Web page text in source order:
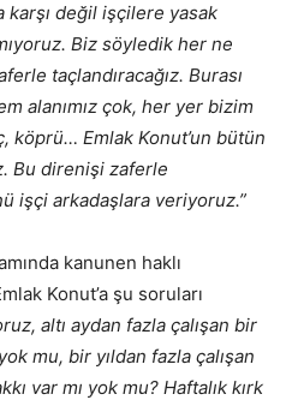
karşı değil işçilere yasak
Biz söyledik her ne
taçlandıracağız. Burası
alanımız çok, her yer bizim
köprü… Emlak Konut’un bütün
Bu direnişi zaferle
işçi arkadaşlara veriyoruz.”
kanunen haklı
Konut’a şu soruları
altı aydan fazla çalışan bir
mu, bir yıldan fazla çalışan
var mı yok mu? Haftalık kırk